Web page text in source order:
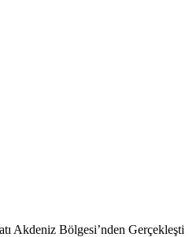
Akdeniz Bölgesi’nden Gerçekleşti